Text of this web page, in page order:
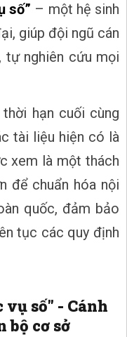
số” – một hệ sinh
giúp đội ngũ cán
tự nghiên cứu mọi
hạn cuối cùng
tài liệu hiện có là
xem là một thách
để chuẩn hóa nội
quốc, đảm bảo
tục các quy định
số" - Cánh
bộ cơ sở